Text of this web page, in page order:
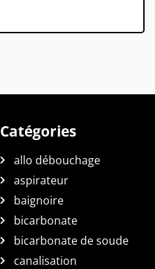
Catégories
allo débouchage
aspirateur
baignoire
bicarbonate
bicarbonate de soude
canalisation